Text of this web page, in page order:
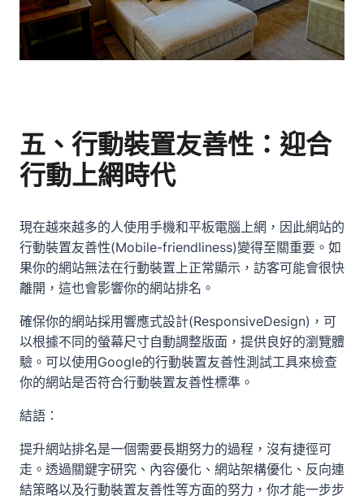
五、行動裝置友善性：迎合
行動上網時代
現在越來越多的人使用手機和平板電腦上網，因此網站的
行動裝置友善性(Mobile-friendliness)變得至關重要。如
果你的網站無法在行動裝置上正常顯示，訪客可能會很快
離開，這也會影響你的網站排名。
確保你的網站採用響應式設計(ResponsiveDesign)，可
以根據不同的螢幕尺寸自動調整版面，提供良好的瀏覽體
驗。可以使用Google的行動裝置友善性測試工具來檢查
你的網站是否符合行動裝置友善性標準。
結語：
提升網站排名是一個需要長期努力的過程，沒有捷徑可
走。透過關鍵字研究、內容優化、網站架構優化、反向連
結策略以及行動裝置友善性等方面的努力，你才能一步步